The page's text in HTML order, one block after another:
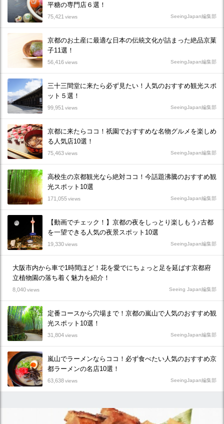
平糖の専門店６選！
75,421 views SeeingJapan編集部
京都のお土産に最適な日本の伝統文化が詰まった絶品京菓
子11選！
56,416views SeeingJapan編集部
三十三間堂に来たら必ず見たい！人気のおすすめ観光スポ
ット５選！
99,951 views SeeingJapan編集部
京都に来たらココ！祇園でおすすめな名物グルメを楽しめ
る人気店10選！
75,463views SeeingJapan編集部
高校生の京都観光なら絶対ココ！今話題沸騰のおすすめ観
光スポット10選
171,055views SeeingJapan編集部
【動画でチェック！】京都の夜をしっとり楽しもう♪古都
を一望できる人気の夜景スポット10選
19,330views SeeingJapan編集部
大阪市内から車で1時間ほど！花を愛でにちょっと足を延ばす京都府
立植物園の落ち着く魅力を紹介！
8,040views Seeing Japan編集部
定番コースから穴場まで！京都の嵐山で人気のおすすめ観
光スポット10選！
31,804views SeeingJapan編集部
嵐山でラーメンならココ！必ず食べたい人気のおすすめ京
都ラーメンの名店10選！
63,638views SeeingJapan編集部